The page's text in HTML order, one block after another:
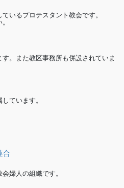
いるプロテスタント教会です。
。また教区事務所も併設されていま
ています。
合
婦人の組織です。